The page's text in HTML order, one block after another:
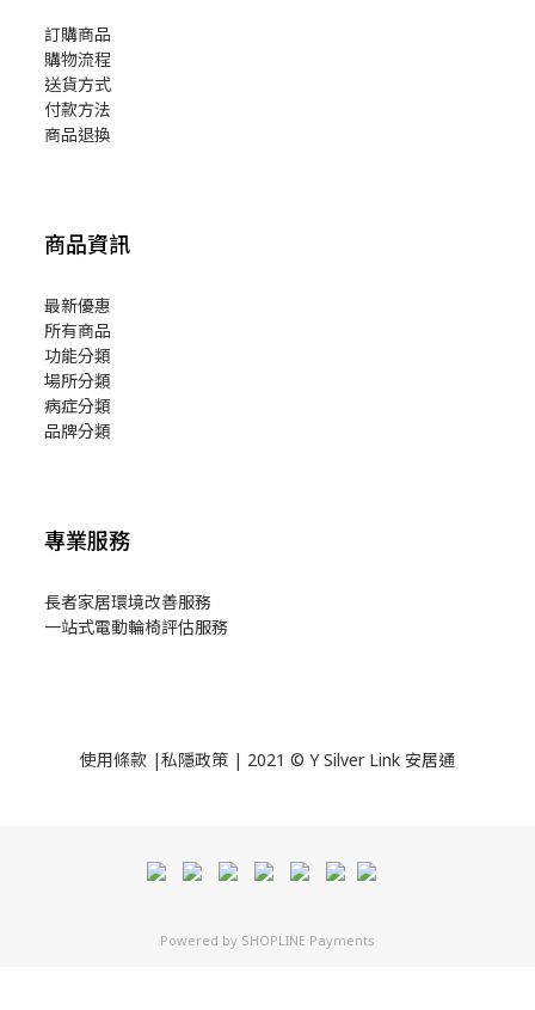
訂購商品
購物流程
送貨方式
付款方法
商品退換
商品資訊
最新優惠
所有商品
功能分類
場所分類
病症分類
品牌分類
專業服務
長者家居環境改善服務
一站式電動輪椅評估服務
使用條款 |私隱政策 | 2021 © Y Silver Link 安居通
Powered by SHOPLINE Payments